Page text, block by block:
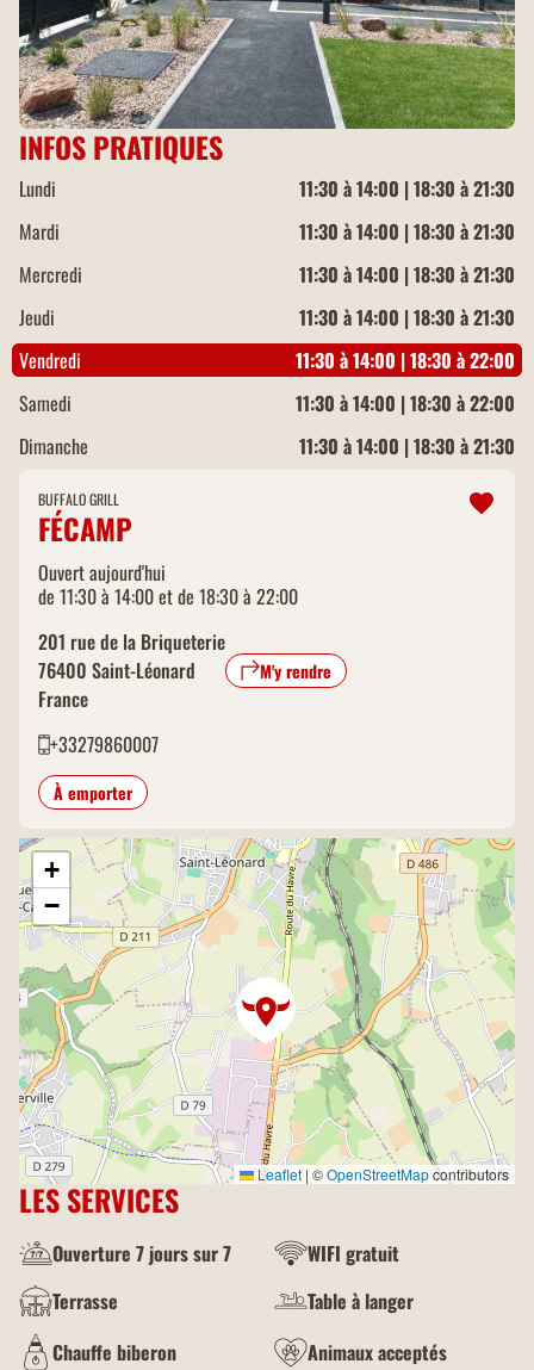
INFOS PRATIQUES
Lundi
11:30 à 14:00 | 18:30 à 21:30
Mardi
11:30 à 14:00 | 18:30 à 21:30
Mercredi
11:30 à 14:00 | 18:30 à 21:30
Jeudi
11:30 à 14:00 | 18:30 à 21:30
Vendredi
11:30 à 14:00 | 18:30 à 22:00
Samedi
11:30 à 14:00 | 18:30 à 22:00
Dimanche
11:30 à 14:00 | 18:30 à 21:30
BUFFALO GRILL
FÉCAMP
Ouvert aujourd'hui
de 11:30 à 14:00 et de 18:30 à 22:00
201 rue de la Briqueterie
76400 Saint-Léonard
France
M'y rendre
+33279860007
À emporter
+
−
Leaflet | ©OpenStreetMapcontributors
LES SERVICES
Ouverture 7 jours sur 7
WIFI gratuit
Terrasse
Table à langer
Chauffe biberon
Animaux acceptés